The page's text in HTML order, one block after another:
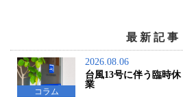
最新記事
コラム
2026.08.06
台風13号に伴う臨時休
業